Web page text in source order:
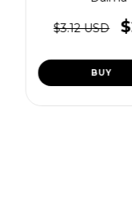
$3.12 USD